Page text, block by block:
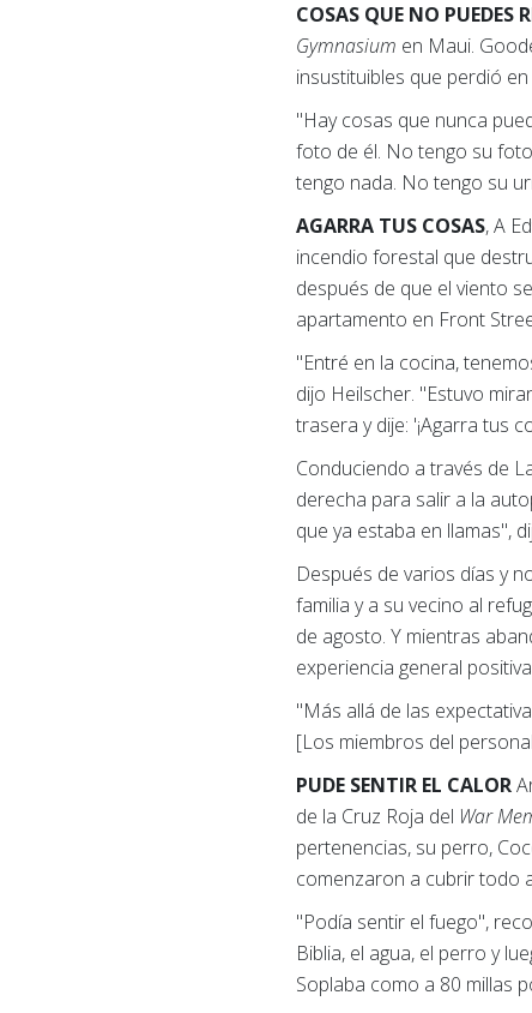
COSAS QUE NO PUEDES
Gymnasium en Maui.
insustituibles que perdió
"Hay cosas que nunca
foto de él. No tengo su
tengo nada. No tengo su
AGARRA TUS COSAS, A
incendio forestal que
después de que el viento
apartamento en Front
"Entré en la cocina,
dijo Heilscher. "Estuvo
trasera y dije: '¡Agarra tus
Conduciendo a través de
derecha para salir a la
que ya estaba en llamas",
Después de varios días y
familia y a su vecino al
de agosto. Y mientras
experiencia general
"Más allá de las
[Los miembros del
PUDE SENTIR EL CALOR
de la Cruz Roja del War
pertenencias, su perro,
comenzaron a cubrir todo
"Podía sentir el fuego",
Biblia, el agua, el perro y
Soplaba como a 80 millas